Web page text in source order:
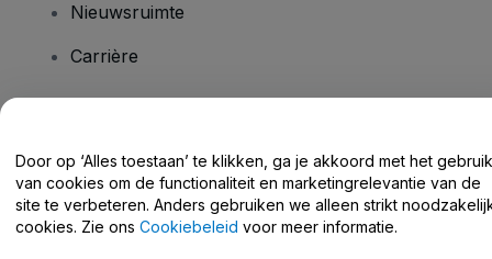
Nieuwsruimte
Carrière
Helpcentrum / Neem Contact Met Ons Op
Door op ‘Alles toestaan’ te klikken, ga je akkoord met het gebruik
van cookies om de functionaliteit en marketingrelevantie van de
site te verbeteren. Anders gebruiken we alleen strikt
cookies. Zie ons Cookiebeleid voor meer informatie.